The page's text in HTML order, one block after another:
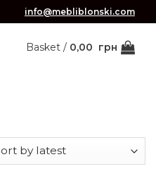
info@mebliblonski.com
Basket / 0,00 грн